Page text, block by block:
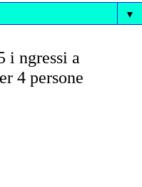
▼
i ngressi a
4 persone